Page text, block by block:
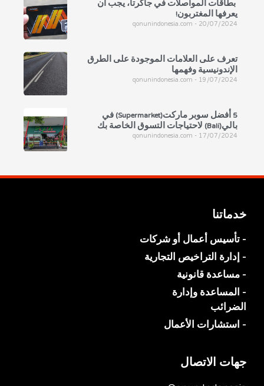
بطاقات المواصلات في جاكرتا، يجب أن
يعرفها المغتربون!
qonunindonesia.com 20/07/2024
تعرف على العلامات الموجودة على الطرق
الإندونيسية وفهمها
qonunindonesia.com 19/07/2024
5 أفضل سوبر ماركت(Supermarket) في
بالي(Bali) لاحتياجات التسوق الخاصة بك
qonunindonesia.com 17/07/2024
خدماتنا
- تأسيس أعمال أو شركات
- إدارة التراخيص التجارية
- مساعدة قانونية
- المساعدة وإدارة
الضرائب
- استشارات الأعمال
جهات الاتصال